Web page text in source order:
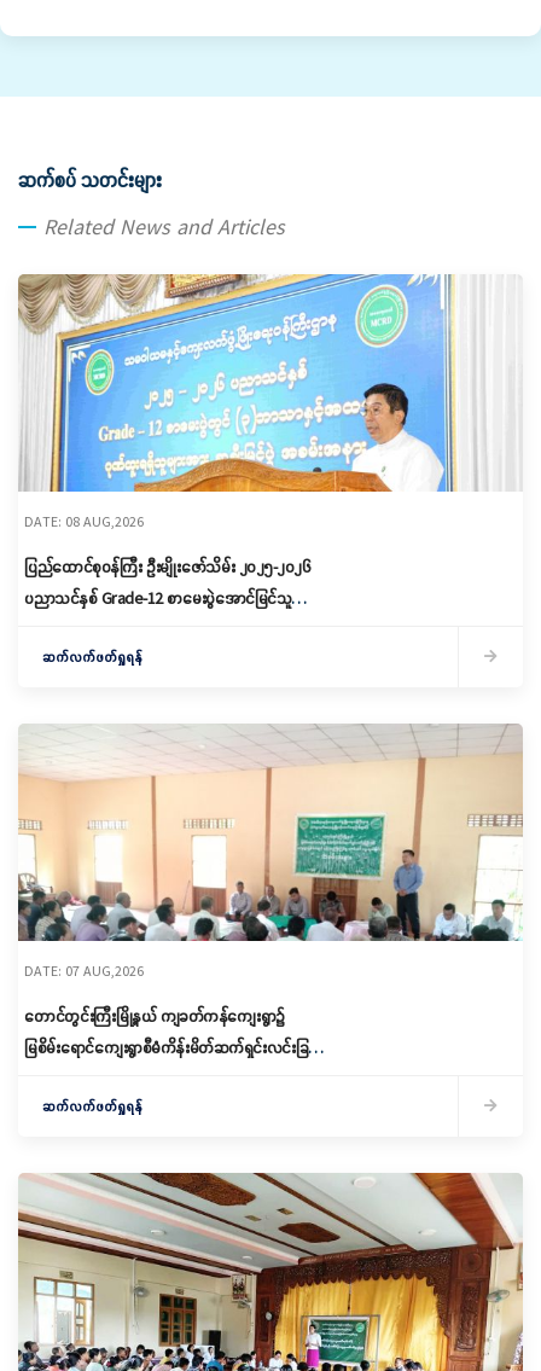
ဆက်စပ် သတင်းများ
Related News and Articles
DATE: 08 AUG,2026
ပြည်ထောင်စုဝန်ကြီး ဦးမျိုးဇော်သိမ်း ၂၀၂၅-၂၀၂၆
ပညာသင်နှစ် Grade-12 စာမေးပွဲအောင်မြင်သူများ
ဆက်လက်ဖတ်ရှုရန်
DATE: 07 AUG,2026
တောင်တွင်းကြီးမြို့နယ် ကျခတ်ကန်ကျေးရွာ၌
မြစိမ်းရောင်ကျေးရွာစီမံကိန်းမိတ်ဆက်ရှင်းလင်းခြင်း
ဆက်လက်ဖတ်ရှုရန်